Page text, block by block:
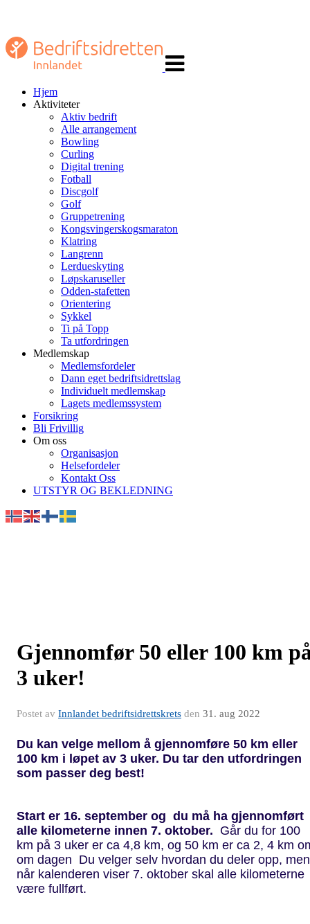
navigasjon
Hjem
Aktiviteter
Aktiv bedrift
Alle arrangement
Bowling
Curling
Digital trening
Fotball
Discgolf
Golf
Gruppetrening
Kongsvingerskogsmaraton
Klatring
Langrenn
Lerdueskyting
Løpskaruseller
Odden-stafetten
Orientering
Sykkel
Ti på Topp
Ta utfordringen
Medlemskap
Medlemsfordeler
Dann eget bedriftsidrettslag
Individuelt medlemskap
Lagets medlemssystem
Forsikring
Bli Frivillig
Om oss
Organisasjon
Helsefordeler
Kontakt Oss
UTSTYR OG BEKLEDNING
Gjennomfør 50 eller 100 km
3 uker!
Postet av Innlandet bedriftsidrettskrets den 31. aug 2022
Du kan velge mellom å gjennomføre 50 km eller
100 km i løpet av 3 uker. Du tar den utfordringen
som passer deg best!
Start er 16. september og du må ha gjennomført
alle kilometerne innen 7. oktober. Går du for 100
km på 3 uker er ca 4,8 km, og 50 km er ca 2, 4 km
om dagen Du velger selv hvordan du deler opp, men
når kalenderen viser 7. oktober skal alle kilometerne
være fullført.